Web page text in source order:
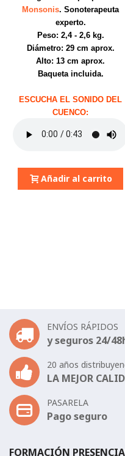
Monsonis. Sonoterapeuta
experto.
Peso: 2,4 - 2,6 kg.
Diámetro: 29 cm aprox.
Alto: 13 cm aprox.
Baqueta incluida.
ESCUCHA EL SONIDO DEL
CUENCO:
Añadir al carrito
ENVÍOS RÁPIDOS
y seguros 24/
20 años
LA MEJOR
PASARELA
Pago seguro
FORMACIÓN